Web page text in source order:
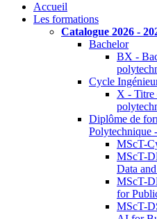
Accueil
Les formations
Catalogue 2026 -
Bachelor
BX -
Cycle
X - Titre
Diplôme de
Polytechnique
MScT-
MScT-
Data
MScT-
for
MScT-